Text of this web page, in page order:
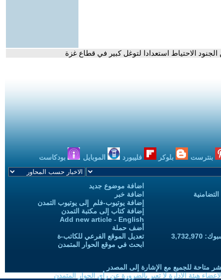
الاحتياط استعدادا لتوغل كبير في قطاع غزة
بنترست بلوكر فليبورد الموبايل بودكاست
اضافة موضوع جديد
اضافة خبر
إضافة يوتيوب-فلم إلى يوتيوب التمدن
إضافة كتاب إلى مكتبة التمدن
Add new article - English
أضف حملة
تعديل الموقع الفرعي للكاتب-ة
ابحث في موقع الحوار المتمدن
متاحة للجميع مع الإشارة إلى المصدر
هيئة الادارة لا تعبر بالضرورة عن رأي الحوار المتمدن